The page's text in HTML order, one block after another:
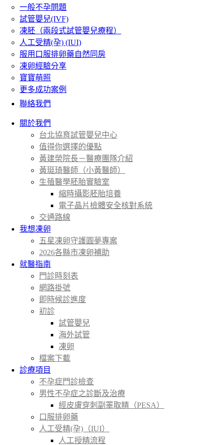
一般不孕問題
試管嬰兒(IVF)
凍胚（兩段式試管嬰兒療程）
人工受精(孕) (IUI)
服用口服排卵藥自然同房
凍卵經驗分享
寶寶萌照
更多成功案例
聯絡我們
關於我們
台北協育試管嬰兒中心
值得你選擇的優點
黃建榮院長－醫療團隊介紹
黃珽琦醫師（小黃醫師）
生殖醫學胚胎實驗室
縮時攝影胚胎培養
電子晶片檢體安全核對系統
交通路線
我想凍卵
五星凍卵守護圓夢專案
2026各縣市凍卵補助
就醫指南
門診時刻表
網路掛號
即時候診進度
初診
試管嬰兒
海外試管
凍卵
檔案下載
診療項目
不孕症門診檢查
男性不孕症之診斷及治療
經皮膚穿刺副睪取精（PESA）
口服排卵藥
人工受精(孕)（IUI）
人工授精流程